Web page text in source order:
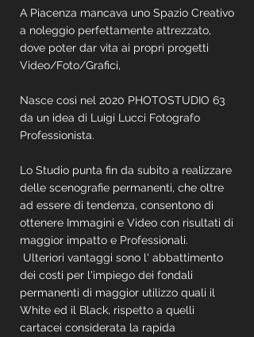
A Piacenza mancava uno Spazio Creativo
a noleggio perfettamente attrezzato,
dove poter dar vita ai propri progetti
Video/Foto/Grafici,
Nasce così nel 2020 PHOTOSTUDIO 63
da un idea di Luigi Lucci Fotografo
Professionista.
Lo Studio punta fin da subito a realizzare
delle scenografie permanenti, che oltre
ad essere di tendenza, consentono di
ottenere Immagini e Video con risultati di
maggior impatto e Professionali.
Ulteriori vantaggi sono l' abbattimento
dei costi per l'impiego dei fondali
permanenti di maggior utilizzo quali il
White ed il Black, rispetto a quelli
cartacei considerata la rapida